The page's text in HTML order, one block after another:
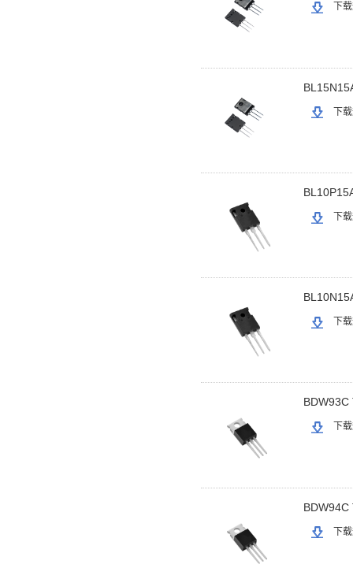
下
下
下
下
下
下